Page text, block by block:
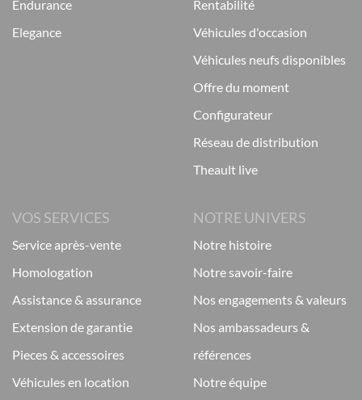
endurance
elegance
rentabilité
véhicules d'occasion
véhicules neufs disponibles
offre du moment
configurateur
réseau de distribution
theault live
VOS SERVICES
service après-vente
homologation
assistance & assurance
extension de garantie
pieces & accessoires
véhicules en location
NOTRE UNIVERS
notre histoire
notre savoir-faire
nos engagements & valeurs
nos ambassadeurs &
références
notre équipe